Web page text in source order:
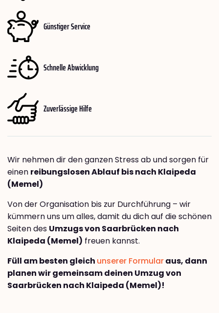
Günstiger Service
Schnelle Abwicklung
Zuverlässige Hilfe
Wir nehmen dir den ganzen Stress ab und sorgen für
einen reibungslosen Ablauf bis nach Klaipeda
(Memel)
Von der Organisation bis zur Durchführung – wir
kümmern uns um alles, damit du dich auf die schönen
Seiten des Umzugs von Saarbrücken nach
Klaipeda (Memel) freuen kannst.
Füll am besten gleich unserer Formularaus, dann
planen wir gemeinsam deinen Umzug von
Saarbrücken nach Klaipeda (Memel)!